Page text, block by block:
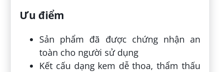
Ưu điểm
Sản phẩm đã được chứng nhận an
toàn cho người sử dụng
Kết cấu dạng kem dễ thoa, thẩm thấu